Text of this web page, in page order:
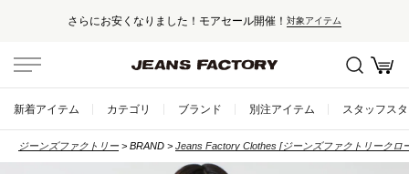
セール対象外アイテムは10%ポイント還元！
新着アイテム カテゴリ ブランド 別注アイテム スタッフス
ジーンズファクトリー BRAND Jeans Factory Clothes [ジーンズファクトリークロ